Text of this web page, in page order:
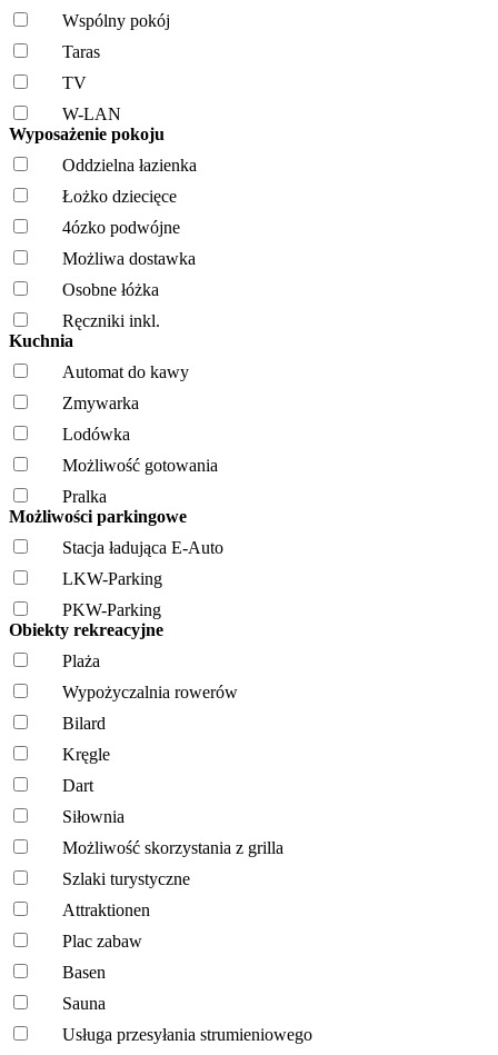
Wspólny pokój
Taras
TV
W-LAN
Wyposażenie pokoju
Oddzielna łazienka
Łożko dziecięce
4ózko podwójne
Możliwa dostawka
Osobne łóżka
Ręczniki inkl.
Kuchnia
Automat do kawy
Zmywarka
Lodówka
Możliwość gotowania
Pralka
Możliwości parkingowe
Stacja ładująca E-Auto
LKW-Parking
PKW-Parking
Obiekty rekreacyjne
Plaża
Wypożyczalnia rowerów
Bilard
Kręgle
Dart
Siłownia
Możliwość skorzystania z grilla
Szlaki turystyczne
Attraktionen
Plac zabaw
Basen
Sauna
Usługa przesyłania strumieniowego